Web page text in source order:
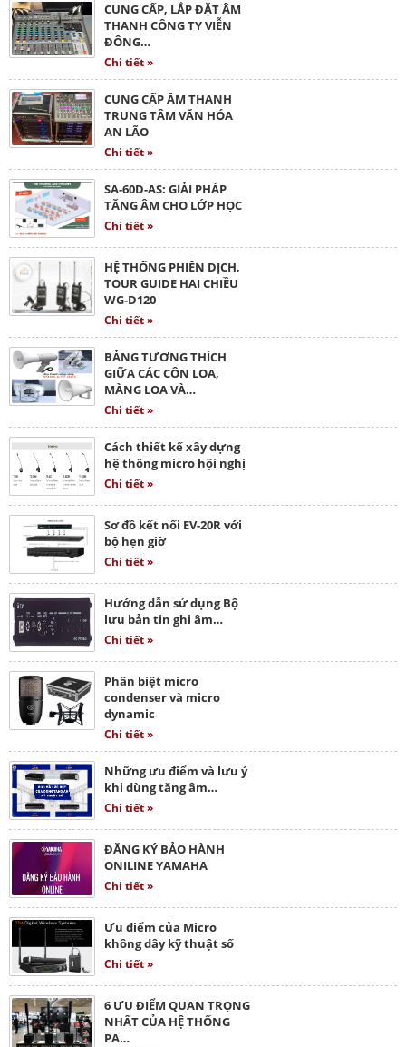
CUNG CẤP, LẮP ĐẶT ÂM
THANH CÔNG TY VIỄN
ĐÔNG…
Chi tiết »
CUNG CẤP ÂM THANH
TRUNG TÂM VĂN HÓA
AN LÃO
Chi tiết »
SA-60D-AS: GIẢI PHÁP
TĂNG ÂM CHO LỚP HỌC
Chi tiết »
HỆ THỐNG PHIÊN DỊCH,
TOUR GUIDE HAI CHIỀU
WG-D120
Chi tiết »
BẢNG TƯƠNG THÍCH
GIỮA CÁC CÔN LOA,
MÀNG LOA VÀ…
Chi tiết »
Cách thiết kế xây dựng
hệ thống micro hội nghị
Chi tiết »
Sơ đồ kết nối EV-20R với
bộ hẹn giờ
Chi tiết »
Hướng dẫn sử dụng Bộ
lưu bản tin ghi âm…
Chi tiết »
Phân biệt micro
condenser và micro
dynamic
Chi tiết »
Những ưu điểm và lưu ý
khi dùng tăng âm…
Chi tiết »
ĐĂNG KÝ BẢO HÀNH
ONILINE YAMAHA
Chi tiết »
Ưu điểm của Micro
không dây kỹ thuật số
Chi tiết »
6 ƯU ĐIỂM QUAN TRỌNG
NHẤT CỦA HỆ THỐNG
PA…